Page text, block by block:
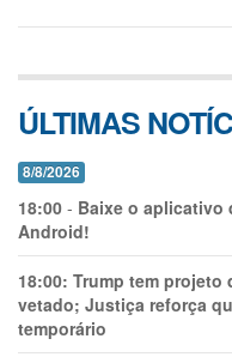
ÚLTIMAS
8/8/2026
18:00 - Baixe o aplicativo
Android!
18:00: Trump tem projeto
vetado; Justiça reforça
temporário